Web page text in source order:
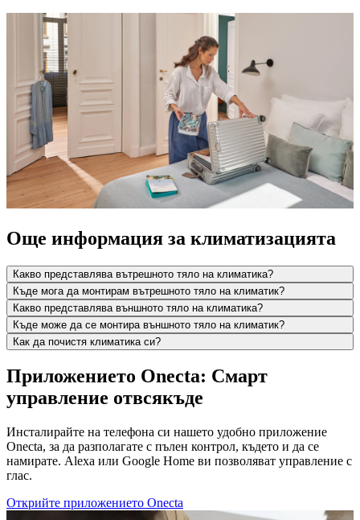
Още информация за климатизацията
Какво представлява вътрешното тяло на климатика?
Къде мога да монтирам вътрешното тяло на климатик?
Какво представлява външното тяло на климатика?
Къде може да се монтира външното тяло на климатик?
Как да почистя климатика си?
Приложението Onecta: Смарт
управление отвсякъде
Инсталирайте на телефона си нашето удобно приложение
Onecta, за да разполагате с пълен контрол, където и да се
намирате. Alexa или Google Home ви позволяват управление с
глас.
Открийте приложението Onecta